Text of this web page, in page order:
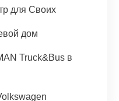
для Своих
дом
Truck&Bus в